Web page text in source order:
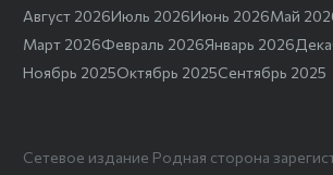
Август 2026Июль 2026Июнь 2026Май
Март 2026Февраль 2026Январь 2026
Ноябрь 2025Октябрь 2025Сентябрь 2025
Сетевое издание Родная сторона